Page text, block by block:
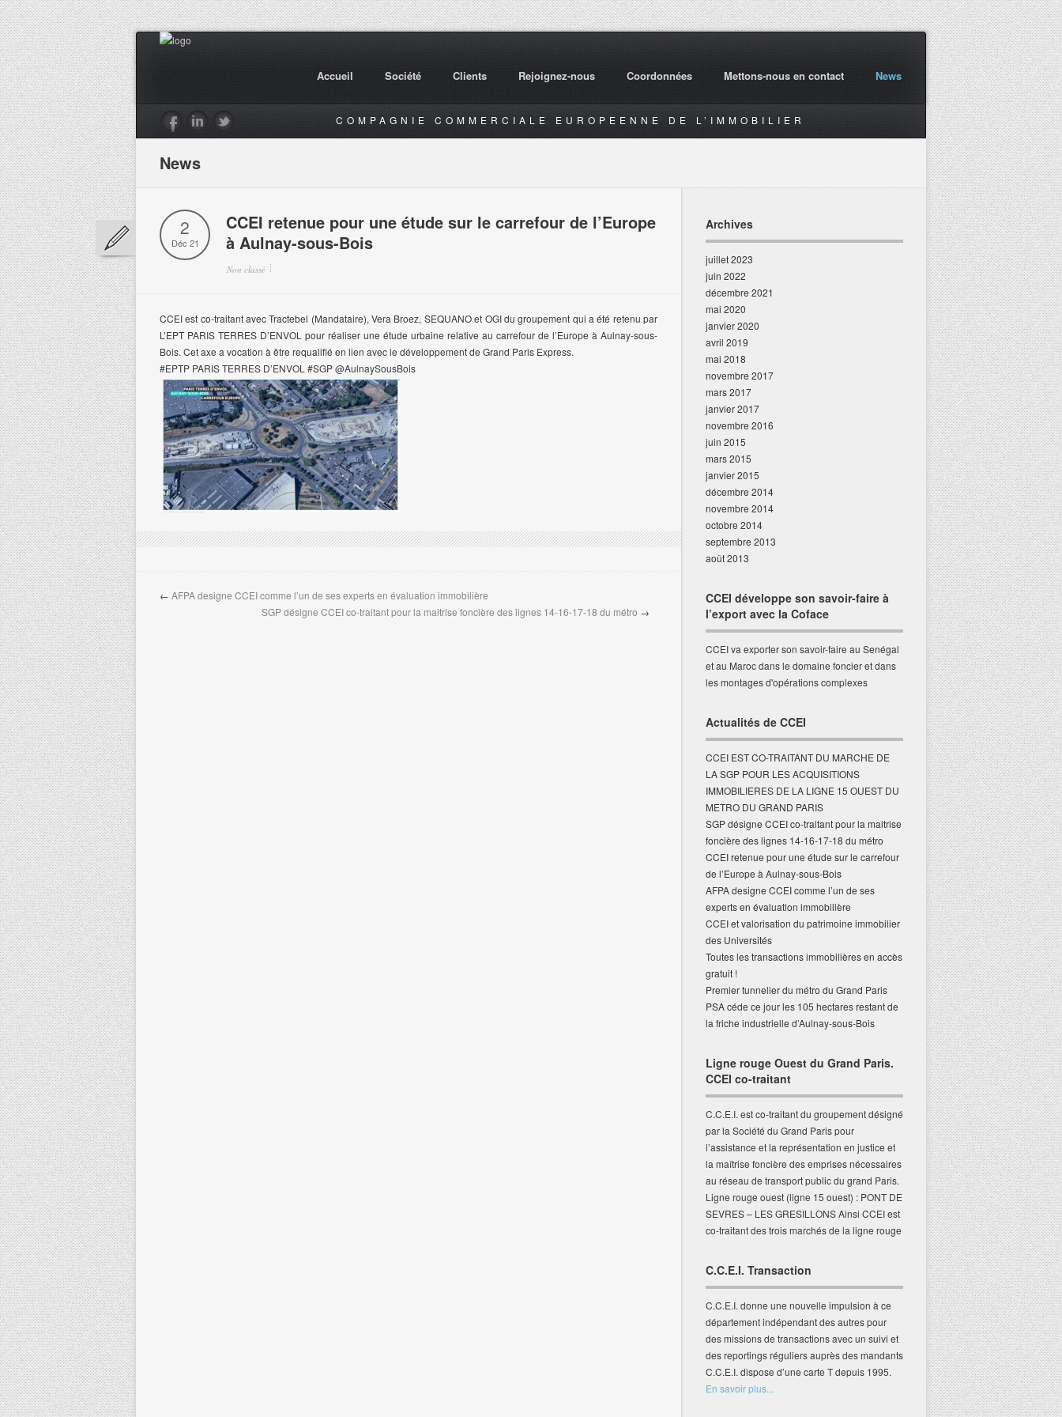
Accueil Société Clients Rejoignez-nous Coordonnées Mettons-nous en contact News
COMPAGNIE COMMERCIALE EUROPEENNE DE L’IMMOBILIER
News
2
Déc 21
CCEI retenue pour une étude sur le carrefour de l’Europe
à Aulnay-sous-Bois
Non classé
CCEI est co-traitant avec Tractebel (Mandataire), Vera Broez, SEQUANO et OGI du groupement qui a été retenu par
L’EPT PARIS TERRES D’ENVOL pour réaliser une étude urbaine relative au carrefour de l’Europe à Aulnay-sous-
Bois. Cet axe a vocation à être requalifié en lien avec le développement de Grand Paris Express.
#EPTP PARIS TERRES D’ENVOL #SGP @AulnaySousBois
← AFPA designe CCEI comme l’un de ses experts en évaluation immobilière
SGP désigne CCEI co-traitant pour la maitrise foncière des lignes 14-16-17-18 du métro →
Archives
juillet 2023
juin 2022
décembre 2021
mai 2020
janvier 2020
avril 2019
mai 2018
novembre 2017
mars 2017
janvier 2017
novembre 2016
juin 2015
mars 2015
janvier 2015
décembre 2014
novembre 2014
octobre 2014
septembre 2013
août 2013
CCEI développe son savoir-faire à
l’export avec la Coface
CCEI va exporter son savoir-faire au Senégal
et au Maroc dans le domaine foncier et dans
les montages d'opérations complexes
Actualités de CCEI
CCEI EST CO-TRAITANT DU MARCHE DE
LA SGP POUR LES ACQUISITIONS
IMMOBILIERES DE LA LIGNE 15 OUEST DU
METRO DU GRAND PARIS
SGP désigne CCEI co-traitant pour la maitrise
foncière des lignes 14-16-17-18 du métro
CCEI retenue pour une étude sur le carrefour
de l’Europe à Aulnay-sous-Bois
AFPA designe CCEI comme l’un de ses
experts en évaluation immobilière
CCEI et valorisation du patrimoine immobilier
des Universités
Toutes les transactions immobilières en accès
gratuit !
Premier tunnelier du métro du Grand Paris
PSA céde ce jour les 105 hectares restant de
la friche industrielle d’Aulnay-sous-Bois
Ligne rouge Ouest du Grand Paris.
CCEI co-traitant
C.C.E.I. est co-traitant du groupement désigné
par la Société du Grand Paris pour
l’assistance et la représentation en justice et
la maîtrise foncière des emprises nécessaires
au réseau de transport public du grand Paris.
Ligne rouge ouest (ligne 15 ouest) : PONT DE
SEVRES – LES GRESILLONS Ainsi CCEI est
co-traitant des trois marchés de la ligne rouge
C.C.E.I. Transaction
C.C.E.I. donne une nouvelle impulsion à ce
département indépendant des autres pour
des missions de transactions avec un suivi et
des reportings réguliers auprès des mandants
C.C.E.I. dispose d’une carte T depuis 1995.
En savoir plus...